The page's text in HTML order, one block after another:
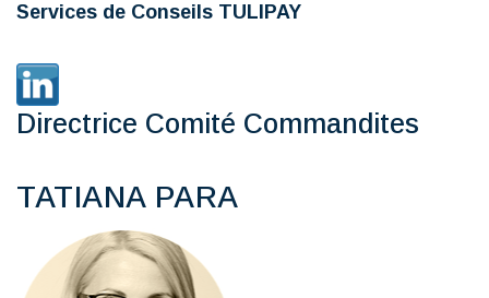
Services de Conseils TULIPAY
Directrice Comité Commandites
TATIANA PARA